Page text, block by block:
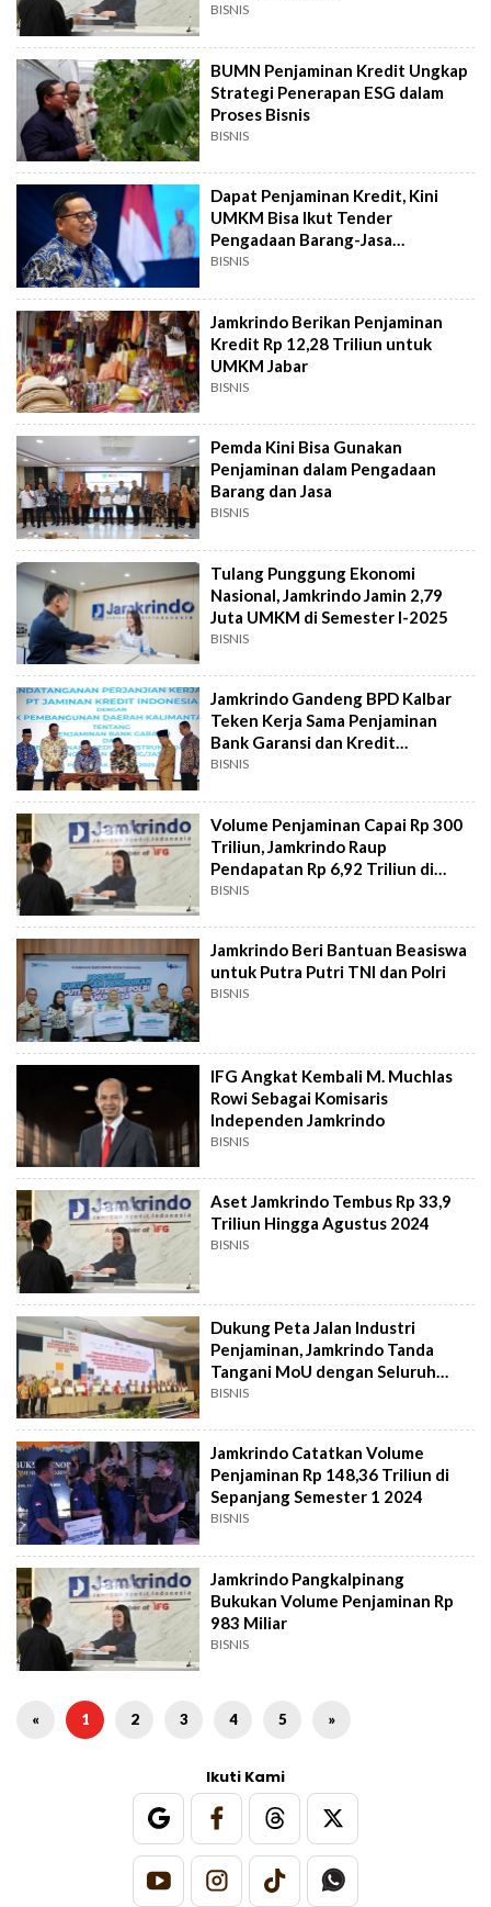
BISNIS
BUMN Penjaminan Kredit Ungkap
Strategi Penerapan ESG dalam
Proses Bisnis
BISNIS
Dapat Penjaminan Kredit, Kini
UMKM Bisa Ikut Tender
Pengadaan Barang-Jasa
Pemerintah
BISNIS
Jamkrindo Berikan Penjaminan
Kredit Rp 12,28 Triliun untuk
UMKM Jabar
BISNIS
Pemda Kini Bisa Gunakan
Penjaminan dalam Pengadaan
Barang dan Jasa
BISNIS
Tulang Punggung Ekonomi
Nasional, Jamkrindo Jamin 2,79
Juta UMKM di Semester I-2025
BISNIS
Jamkrindo Gandeng BPD Kalbar
Teken Kerja Sama Penjaminan
Bank Garansi dan Kredit
Konstruksi
BISNIS
Volume Penjaminan Capai Rp 300
Triliun, Jamkrindo Raup
Pendapatan Rp 6,92 Triliun di
2024
BISNIS
Jamkrindo Beri Bantuan Beasiswa
untuk Putra Putri TNI dan Polri
BISNIS
IFG Angkat Kembali M. Muchlas
Rowi Sebagai Komisaris
Independen Jamkrindo
BISNIS
Aset Jamkrindo Tembus Rp 33,9
Triliun Hingga Agustus 2024
BISNIS
Dukung Peta Jalan Industri
Penjaminan, Jamkrindo Tanda
Tangani MoU dengan Seluruh
Jamkrida
BISNIS
Jamkrindo Catatkan Volume
Penjaminan Rp 148,36 Triliun di
Sepanjang Semester 1 2024
BISNIS
Jamkrindo Pangkalpinang
Bukukan Volume Penjaminan Rp
983 Miliar
BISNIS
« 1 2 3 4 5 »
Ikuti Kami